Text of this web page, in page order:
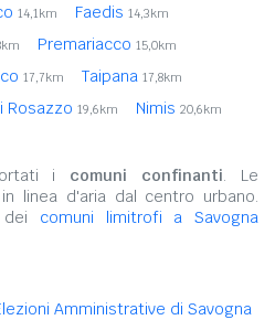
14,1km Faedis 14,3km
Premariacco 15,0km
17,7km Taipana 17,8km
Rosazzo 19,6km Nimis 20,6km
i comuni confinanti. Le
linea d'aria dal centro urbano.
dei comuni limitrofi a Savogna
Amministrative di Savogna